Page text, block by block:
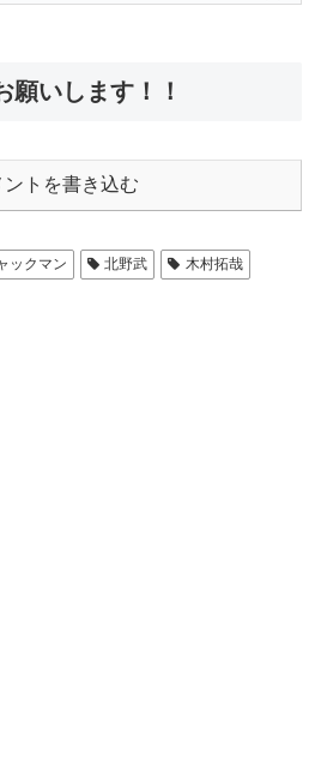
願いします！！
ントを書き込む
ックマン 北野武 木村拓哉